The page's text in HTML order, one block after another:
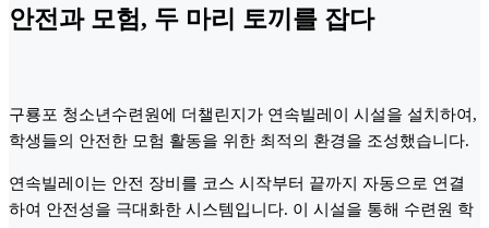
안전과 모험, 두 마리 토끼를 잡다
구룡포 청소년수련원에 더챌린지가 연속빌레이 시설을 설치하여,
학생들의 안전한 모험 활동을 위한 최적의 환경을 조성했습니다.
연속빌레이는 안전 장비를 코스 시작부터 끝까지 자동으로 연결
하여 안전성을 극대화한 시스템입니다. 이 시설을 통해 수련원 학